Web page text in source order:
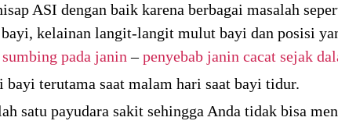
ASI dengan baik karena berbagai masalah
kelainan langit-langit mulut bayi dan posisi
pada janin –penyebab janin cacat sejak
bayi terutama saat malam hari saat bayi tidur.
satu payudara sakit sehingga Anda tidak bisa